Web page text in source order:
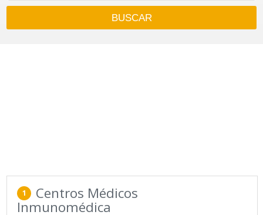
1 Centros Médicos
Inmunomédica